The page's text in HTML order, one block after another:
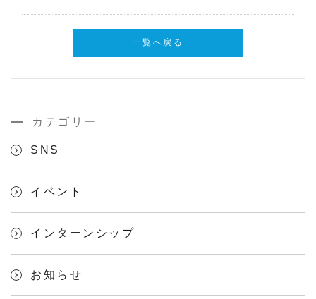
一覧へ戻る
カテゴリー
SNS
イベント
インターンシップ
お知らせ